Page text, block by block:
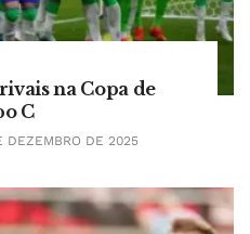
na Copa de
C
DEZEMBRO DE 2025